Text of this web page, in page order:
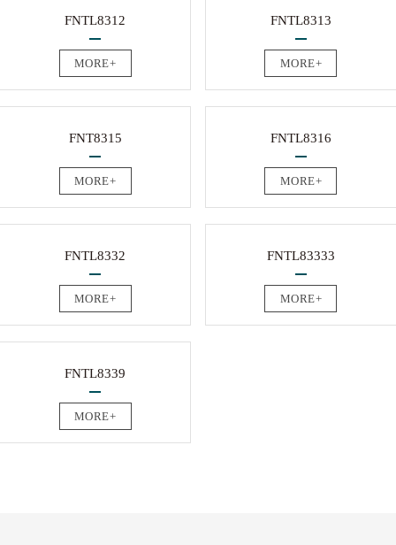
FNTL8312
MORE+
FNTL8313
MORE+
FNT8315
MORE+
FNTL8316
MORE+
FNTL8332
MORE+
FNTL83333
MORE+
FNTL8339
MORE+